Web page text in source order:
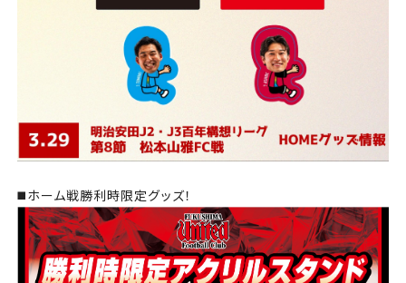
◼️ホーム戦勝利時限定グッズ！